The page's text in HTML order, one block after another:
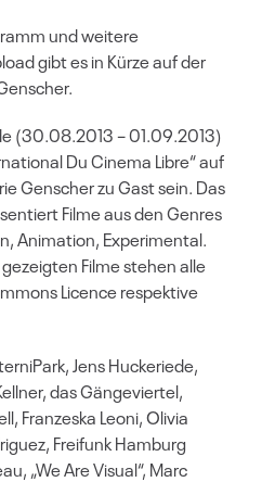
und weitere
gibt es in Kürze auf der
(30.08.2013 – 01.09.2013)
Du Cinema Libre“ auf
Genscher zu Gast sein. Das
Filme aus den Genres
Animation, Experimental.
Filme stehen alle
Licence respektive
Jens Huckeriede,
das Gängeviertel,
Franzeska Leoni, Olivia
Freifunk Hamburg
„We Are Visual“, Marc